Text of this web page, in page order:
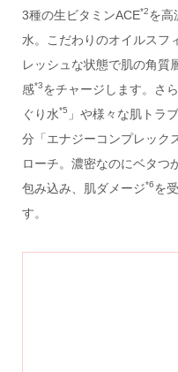
3種の生ビタミンACE*2を高
水。こだわりのオイルスフ
レッシュな状態で肌の角質
感*3をチャージします。さ
ぐり水*5 」や様々な肌トラ
分「エナジーコンプレック
ローチ。濃密なのにベタつ
包み込み、肌ダメージ*6を
す。